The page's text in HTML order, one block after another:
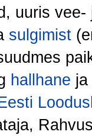
uuris
sulgimist
hallhane ja